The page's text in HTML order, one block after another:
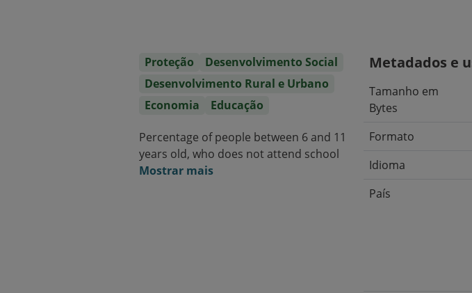
Proteção
Desenvolvimento Social
Desenvolvimento Rural e Urbano
Economia
Educação
Percentage of people between 6 and 11
years old, who does not attend school
Mostrar mais
Metadados e
Tamanho em
Bytes
Formato
Idioma
País